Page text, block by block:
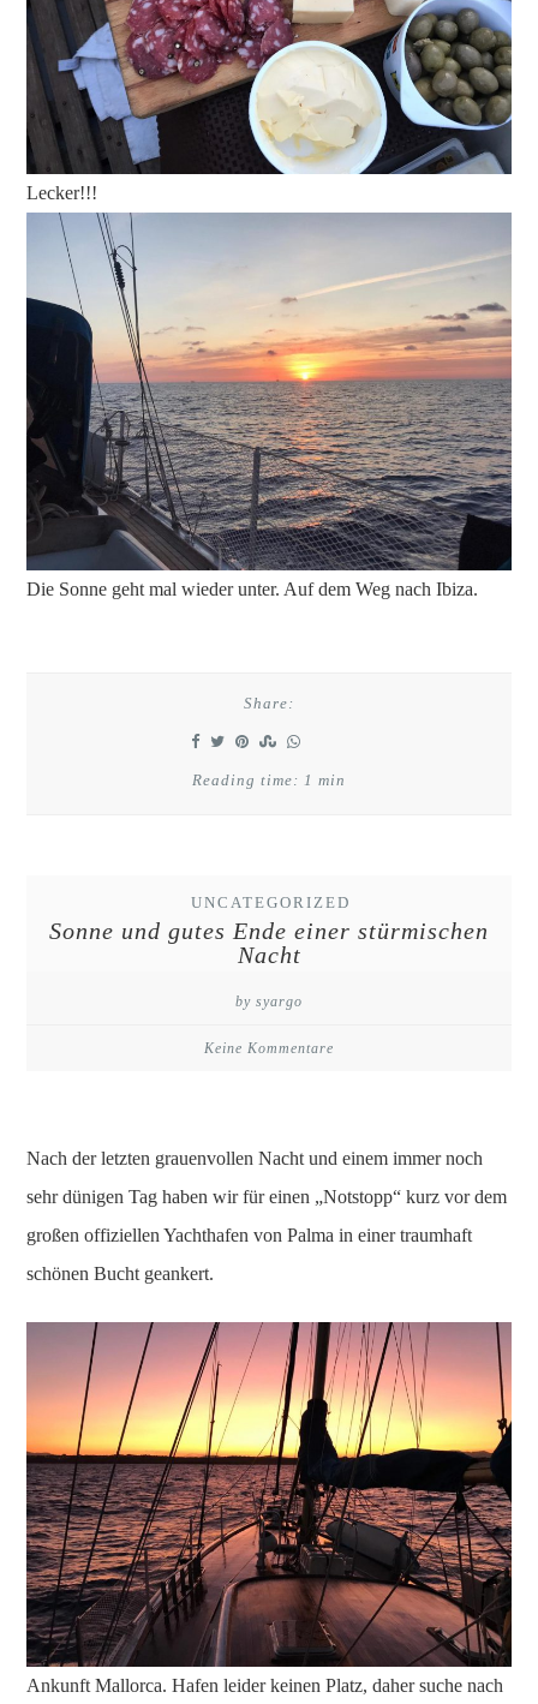
Lecker!!!
Die Sonne geht mal wieder unter. Auf dem Weg nach Ibiza.
Share:
Reading time: 1 min
UNCATEGORIZED
Sonne und gutes Ende einer stürmischen
Nacht
by syargo
Keine Kommentare
Nach der letzten grauenvollen Nacht und einem immer noch
sehr dünigen Tag haben wir für einen „Notstopp“ kurz vor dem
großen offiziellen Yachthafen von Palma in einer traumhaft
schönen Bucht geankert.
Ankunft Mallorca. Hafen leider keinen Platz, daher suche nach